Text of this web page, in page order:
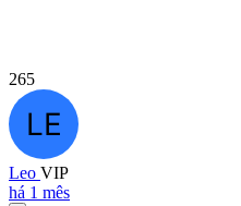
265
Leo VIP
há 1 mês